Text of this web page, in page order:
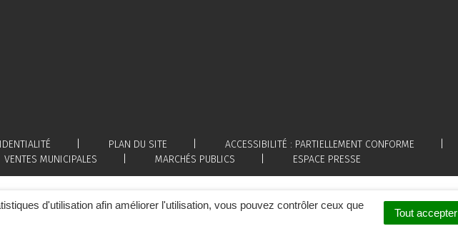
d'utilisation afin améliorer l'utilisation, vous pouvez contrôler ceux que
Tout accepter
PLAN DU SITE ACCESSIBILITÉ : PARTIELLEMENT CONFORME
VENTES MUNICIPALES
MARCHÉS PUBLICS ESPACE PRESSE